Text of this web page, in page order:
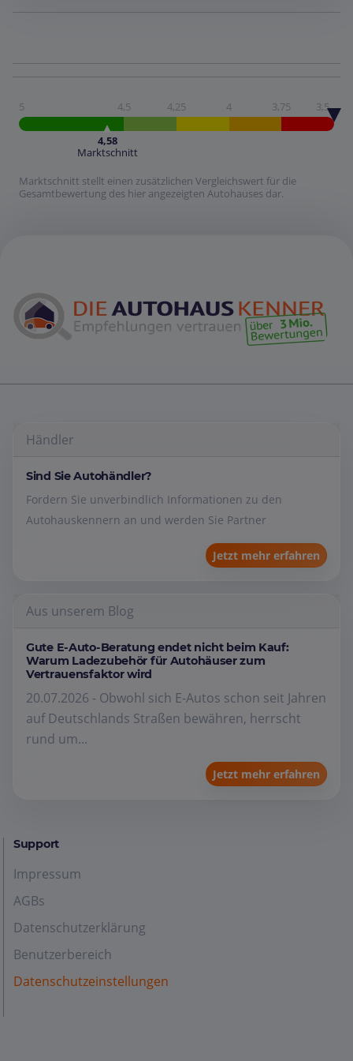
5 4,5 4,25 4 3,75 3,5
4,58
Marktschnitt
Marktschnitt stellt einen zusätzlichen Vergleichswert für die
Gesamtbewertung des hier angezeigten Autohauses dar.
Händler
Sind Sie Autohändler?
Fordern Sie unverbindlich Informationen zu den
Autohauskennern an und werden Sie Partner
Jetzt mehr erfahren
Aus unserem Blog
Gute E-Auto-Beratung endet nicht beim Kauf:
Warum Ladezubehör für Autohäuser zum
Vertrauensfaktor wird
20.07.2026 - Obwohl sich E-Autos schon seit Jahren
auf Deutschlands Straßen bewähren, herrscht
rund um...
Jetzt mehr erfahren
Support
Impressum
AGBs
Datenschutzerklärung
Benutzerbereich
Datenschutzeinstellungen